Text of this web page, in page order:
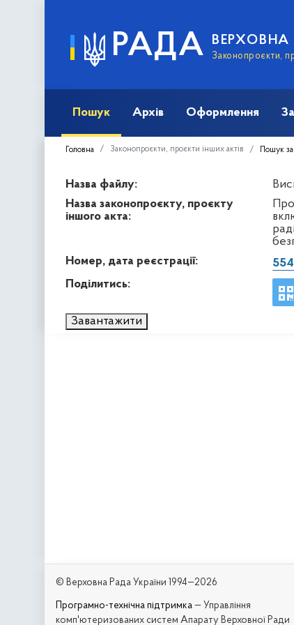
РАДА ВЕРХОВНА
Законопроєкти,
Пошук Архів Оформлення
Головна Законопроєкти, проєкти інших актів Пошук
Назва файлу:
Назва законопроєкту, проєкту
іншого акта:
Номер, дата реєстрації:
Поділитись:
Завантажити
© Верховна Рада України 1994—2026
Програмно-технічна підтримка — Управління
комп'ютеризованих систем Апарату Верховної Ради